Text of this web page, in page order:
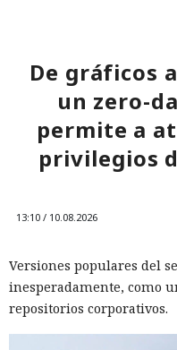
De gráficos
un zero-
permite a
privilegios
13:10 / 10.08.2026
Versiones populares del
inesperadamente, como
repositorios corporativos.